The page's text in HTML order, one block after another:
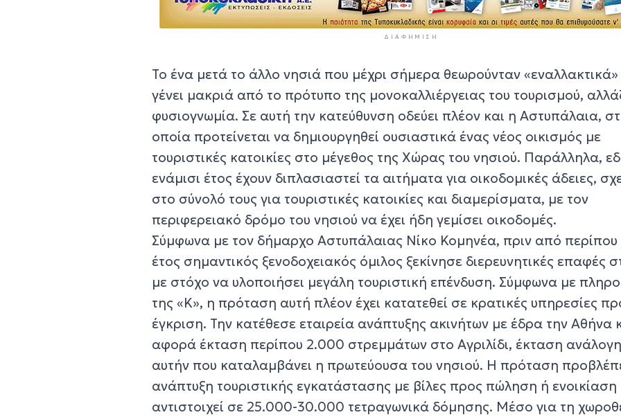
ΔΙΑΦΉΜΙΣΗ
Το ένα μετά το άλλο νησιά που μέχρι σήμερα θεωρούνταν «εναλλακτικά»
γένει μακριά από το πρότυπο της μονοκαλλιέργειας του τουρισμού,
φυσιογνωμία. Σε αυτή την κατεύθυνση οδεύει πλέον και η Αστυπάλαια,
οποία προτείνεται να δημιουργηθεί ουσιαστικά ένας νέος οικισμός με
τουριστικές κατοικίες στο μέγεθος της Χώρας του νησιού. Παράλληλα,
ενάμισι έτος έχουν διπλασιαστεί τα αιτήματα για οικοδομικές άδειες,
στο σύνολό τους για τουριστικές κατοικίες και διαμερίσματα, με τον
περιφερειακό δρόμο του νησιού να έχει ήδη γεμίσει οικοδομές.
Σύμφωνα με τον δήμαρχο Αστυπάλαιας Νίκο Κομηνέα, πριν από περίπου
έτος σημαντικός ξενοδοχειακός όμιλος ξεκίνησε διερευνητικές επαφές
με στόχο να υλοποιήσει μεγάλη τουριστική επένδυση. Σύμφωνα με
της «Κ», η πρόταση αυτή πλέον έχει κατατεθεί σε κρατικές υπηρεσίες
έγκριση. Την κατέθεσε εταιρεία ανάπτυξης ακινήτων με έδρα την Αθήνα
αφορά έκταση περίπου 2.000 στρεμμάτων στο Αγριλίδι, έκταση
αυτήν που καταλαμβάνει η πρωτεύουσα του νησιού. Η πρόταση
ανάπτυξη τουριστικής εγκατάστασης με βίλες προς πώληση ή ενοικίαση
αντιστοιχεί σε 25.000-30.000 τετραγωνικά δόμησης. Μέσο για τη